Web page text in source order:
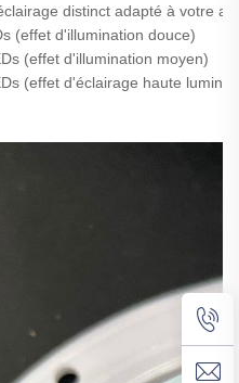
distinct adapté à votre
(effet d'illumination douce)
(effet d'illumination moyen)
(effet d'éclairage haute